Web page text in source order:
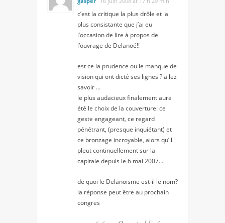
c’est la critique la plus drôle et la
plus consistante que j’ai eu
l’occasion de lire à propos de
l’ouvrage de Delanoé!!
est ce la prudence ou le manque de
vision qui ont dicté ses lignes ? allez
savoir …
le plus audacieux finalement aura
été le choix de la couverture: ce
geste engageant, ce regard
pénétrant, (presque inquiétant) et
ce bronzage incroyable, alors qu’il
pleut continuellement sur la
capitale depuis le 6 mai 2007…
de quoi le Delanoisme est-il le nom?
la réponse peut être au prochain
congres